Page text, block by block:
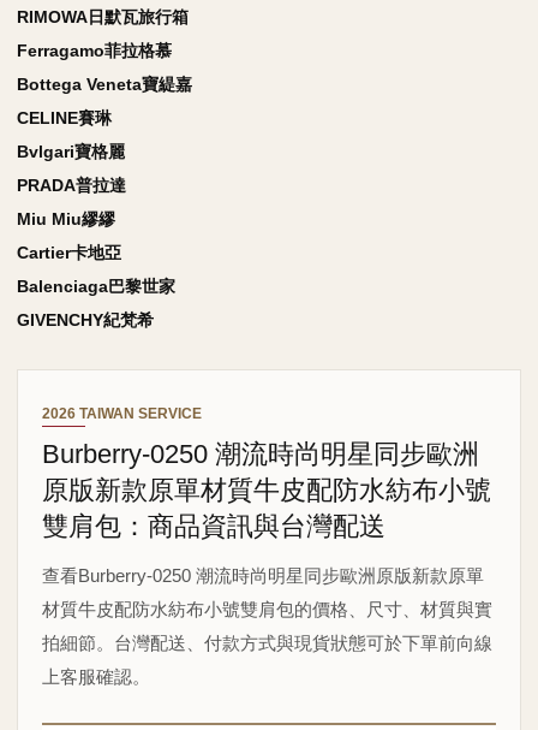
RIMOWA日默瓦旅行箱
Ferragamo菲拉格慕
Bottega Veneta寶緹嘉
CELINE賽琳
Bvlgari寶格麗
PRADA普拉達
Miu Miu繆繆
Cartier卡地亞
Balenciaga巴黎世家
GIVENCHY紀梵希
2026 TAIWAN SERVICE
Burberry-0250 潮流時尚明星同步歐洲
原版新款原單材質牛皮配防水紡布小號
雙肩包：商品資訊與台灣配送
查看Burberry-0250 潮流時尚明星同步歐洲原版新款原單
材質牛皮配防水紡布小號雙肩包的價格、尺寸、材質與實
拍細節。台灣配送、付款方式與現貨狀態可於下單前向線
上客服確認。